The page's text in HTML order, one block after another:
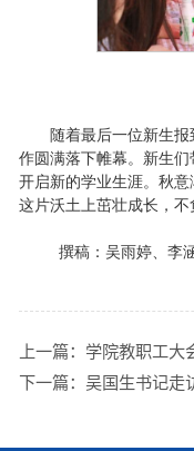
随着最后一位新生
作圆满落下帷幕。新生
开启新的学业生涯。秋
这片沃土上茁壮成长，不
撰稿：吴雨婷、李
上一篇： 学院教职工大
下一篇： 吴国生书记走